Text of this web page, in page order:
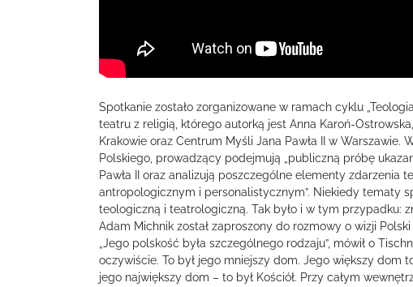
Spotkanie zostało zorganizowane w ramach cyklu
teatru z religią, którego autorką jest Anna Karoń-
Krakowie oraz Centrum Myśli Jana Pawła II w
Polskiego, prowadzący podejmują „publiczną próbę
Pawła II oraz analizują poszczególne elementy
antropologicznym i personalistycznym”. Niekiedy tematy
teologiczną i teatrologiczną. Tak było i w tym przypadku:
Adam Michnik został zaproszony do rozmowy o wizji
„Jego polskość była szczególnego rodzaju”, mówił o
oczywiście. To był jego mniejszy dom. Jego większy dom
jego największy dom – to był Kościół. Przy całym